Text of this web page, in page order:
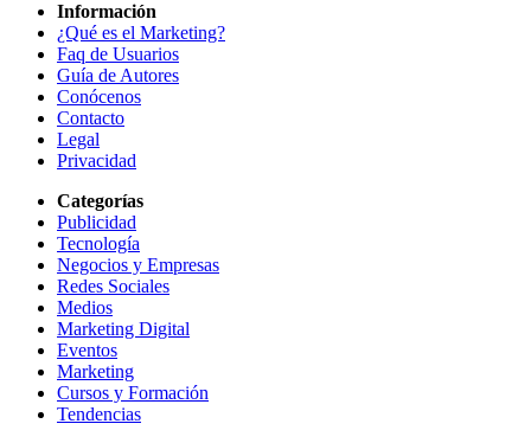
Información
¿Qué es el Marketing?
Faq de Usuarios
Guía de Autores
Conócenos
Contacto
Legal
Privacidad
Categorías
Publicidad
Tecnología
Negocios y Empresas
Redes Sociales
Medios
Marketing Digital
Eventos
Marketing
Cursos y Formación
Tendencias